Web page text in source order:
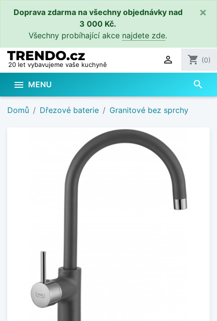
Doprava zdarma na všechny objednávky nad
3 000 Kč.
Všechny probíhající akce najdete zde.
×
20 let vybavujeme vaše kuchyně  shopping_cart (0)
 MENU search
Domů Dřezové baterie Granitové bez sprchy